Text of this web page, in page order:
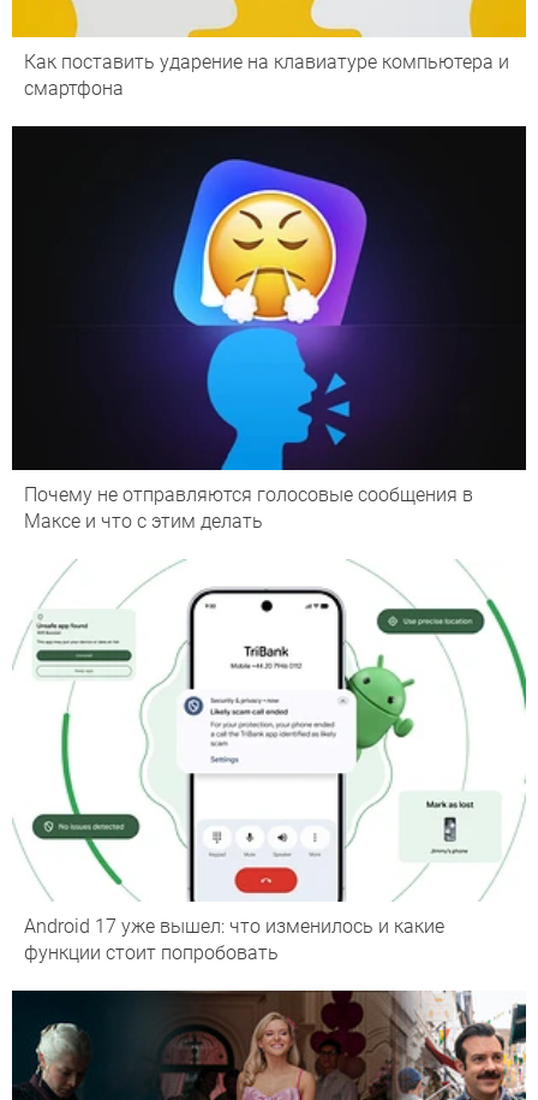
Как поставить ударение на клавиатуре компьютера и
смартфона
Почему не отправляются голосовые сообщения в
Максе и что с этим делать
Android 17 уже вышел: что изменилось и какие
функции стоит попробовать